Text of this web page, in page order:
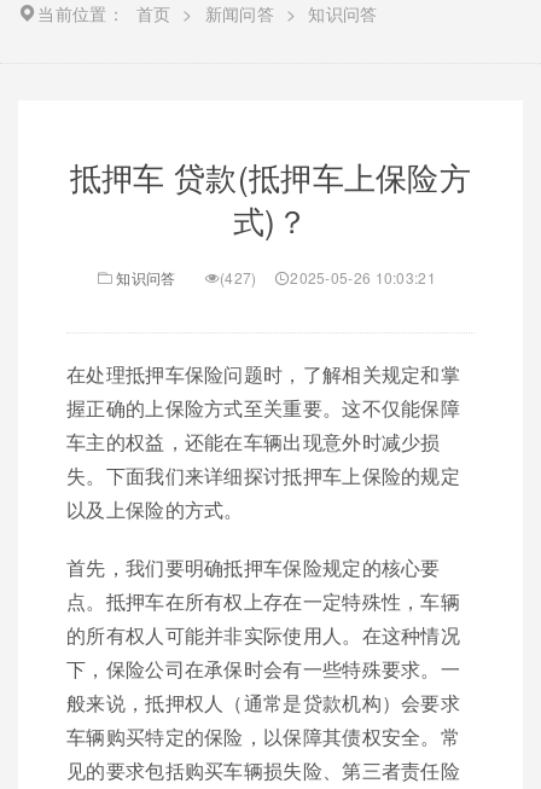
当前位置： 首页 > 新闻问答 > 知识问答
抵押车 贷款(抵押车上保险方
式)？
知识问答 (427) 2025-05-26 10:03:21
在处理抵押车保险问题时，了解相关规定和掌
握正确的上保险方式至关重要。这不仅能保障
车主的权益，还能在车辆出现意外时减少损
失。下面我们来详细探讨抵押车上保险的规定
以及上保险的方式。
首先，我们要明确抵押车保险规定的核心要
点。抵押车在所有权上存在一定特殊性，车辆
的所有权人可能并非实际使用人。在这种情况
下，保险公司在承保时会有一些特殊要求。一
般来说，抵押权人（通常是贷款机构）会要求
车辆购买特定的保险，以保障其债权安全。常
见的要求包括购买车辆损失险、第三者责任险